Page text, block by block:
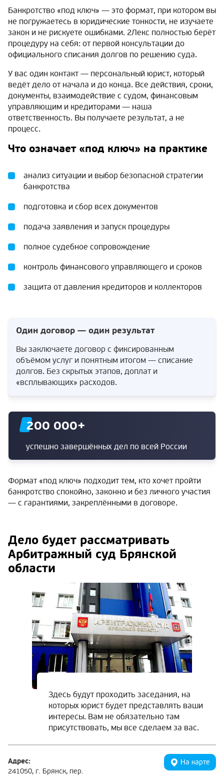
Банкротство «под ключ» — это формат, при котором вы
не погружаетесь в юридические тонкости, не изучаете
закон и не рискуете ошибками. 2Лекс полностью берёт
процедуру на себя: от первой консультации до
официального списания долгов по решению суда.
У вас один контакт — персональный юрист, который
ведёт дело от начала и до конца. Все действия, сроки,
документы, взаимодействие с судом, финансовым
управляющим и кредиторами — наша
ответственность. Вы получаете результат, а не
процесс.
Что означает «под ключ» на практике
анализ ситуации и выбор безопасной стратегии
банкротства
подготовка и сбор всех документов
подача заявления и запуск процедуры
полное судебное сопровождение
контроль финансового управляющего и сроков
защита от давления кредиторов и коллекторов
Один договор — один результат
Вы заключаете договор с фиксированным
объёмом услуг и понятным итогом — списание
долгов. Без скрытых этапов, доплат и
«всплывающих» расходов.
200 000+
успешно завершённых дел по всей России
Формат «под ключ» подходит тем, кто хочет пройти
банкротство спокойно, законно и без личного участия
— с гарантиями, закреплёнными в договоре.
Дело будет рассматривать
Арбитражный суд Брянской
области
Здесь будут проходить заседания, на
которых юрист будет представлять ваши
интересы. Вам не обязательно там
присутствовать, мы все сделаем за вас.
Адрес:
241050, г. Брянск, пер.
На карте